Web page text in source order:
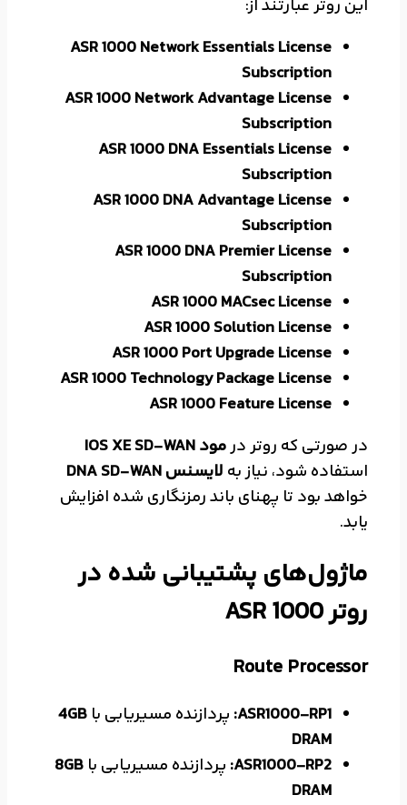
این روتر عبارتند از:
ASR 1000 Network Essentials License
Subscription
ASR 1000 Network Advantage License
Subscription
ASR 1000 DNA Essentials License
Subscription
ASR 1000 DNA Advantage License
Subscription
ASR 1000 DNA Premier License
Subscription
ASR 1000 MACsec License
ASR 1000 Solution License
ASR 1000 Port Upgrade License
ASR 1000 Technology Package License
ASR 1000 Feature License
در صورتی که روتر درمود IOS XE SD-WAN
استفاده شود، نیاز به لایسنس DNA SD-WAN
خواهد بود تا پهنای باند رمزنگاری شده افزایش
یابد.
ماژول‌های پشتیبانی شده در
روتر ASR 1000
Route Processor
ASR1000-RP1: پردازنده مسیریابی با 4GB
DRAM
ASR1000-RP2: پردازنده مسیریابی با 8GB
DRAM